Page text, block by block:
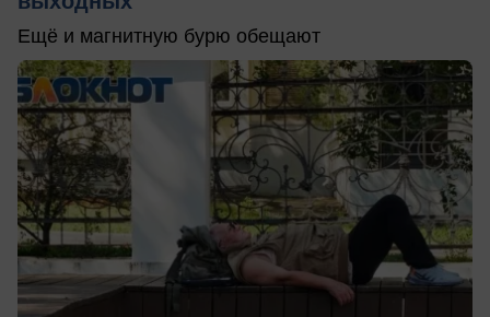
Ещё и магнитную бурю обещают